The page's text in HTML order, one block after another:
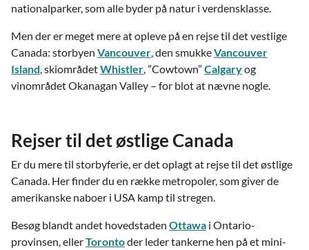
nationalparker, som alle byder på natur i verdensklasse.
Men der er meget mere at opleve på en rejse til det vestlige
Canada: storbyen Vancouver, den smukkeVancouver
Island, skiområdetWhistler, ”Cowtown” Calgaryog
vinområdet Okanagan Valley – for blot at nævne nogle.
Rejser til det østlige Canada
Er du mere til storbyferie, er det oplagt at rejse til det østlige
Canada. Her finder du en række metropoler, som giver de
amerikanske naboer i USA kamp til stregen.
Besøg blandt andet hovedstaden Ottawa i Ontario-
provinsen, ellerTorontoder leder tankerne hen på et mini-